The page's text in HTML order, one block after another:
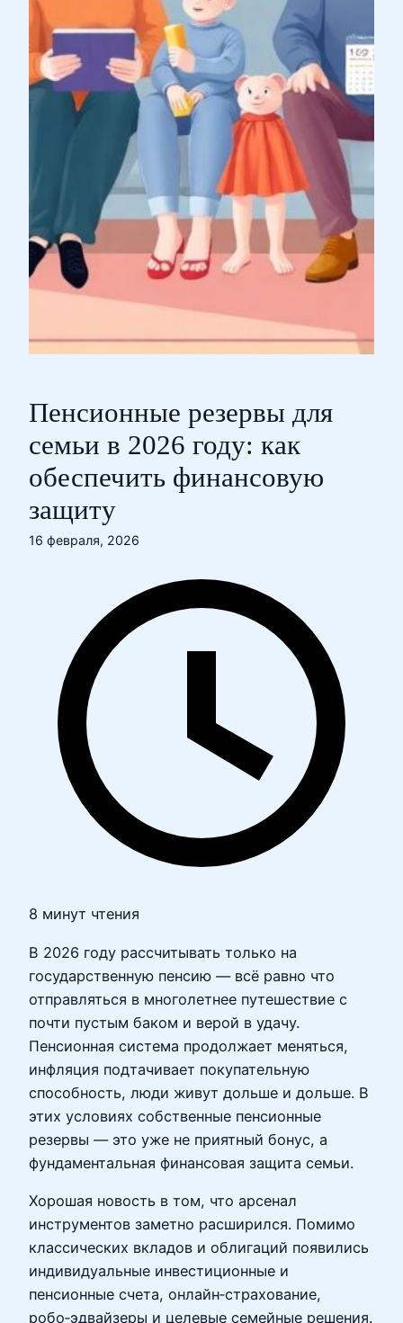
Пенсионные резервы для
семьи в 2026 году: как
обеспечить финансовую
защиту
16 февраля, 2026
8 минут чтения
В 2026 году рассчитывать только на
государственную пенсию — всё равно что
отправляться в многолетнее путешествие с
почти пустым баком и верой в удачу.
Пенсионная система продолжает меняться,
инфляция подтачивает покупательную
способность, люди живут дольше и дольше. В
этих условиях собственные пенсионные
резервы — это уже не приятный бонус, а
фундаментальная финансовая защита семьи.
Хорошая новость в том, что арсенал
инструментов заметно расширился. Помимо
классических вкладов и облигаций появились
индивидуальные инвестиционные и
пенсионные счета, онлайн‑страхование,
робо‑эдвайзеры и целевые семейные решения.